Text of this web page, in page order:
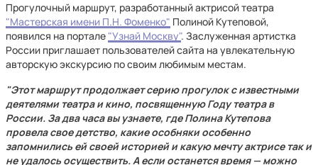
Прогулочный маршрут, разработанный актрисой театра
"Мастерская имени П.Н. Фоменко" Полиной Кутеповой,
появился на портале "Узнай Москву". Заслуженная артистка
России приглашает пользователей сайта на увлекательную
авторскую экскурсию по своим любимым местам.
"Этот маршрут продолжает серию прогулок с известными
деятелями театра и кино, посвященную Году театра в
России. За два часа вы узнаете, где Полина Кутепова
провела свое детство, какие особняки особенно
запомнились ей своей историей и какую мечту актрисе так и
не удалось осуществить. А если останется время — можно